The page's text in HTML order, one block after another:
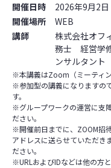
開催日時
2026年9月2
開催場所
WEB
講師
株式会社オ
務士 経営学
ンサルタン
※本講義はZoom（ミーティ
※参加型の講義になりますの
す。
※グループワークの運営に支
ださい。
※開催前日までに、ZOOM招
アドレスに送らせていただき
ださい。
※URLおよびIDなどは他の方